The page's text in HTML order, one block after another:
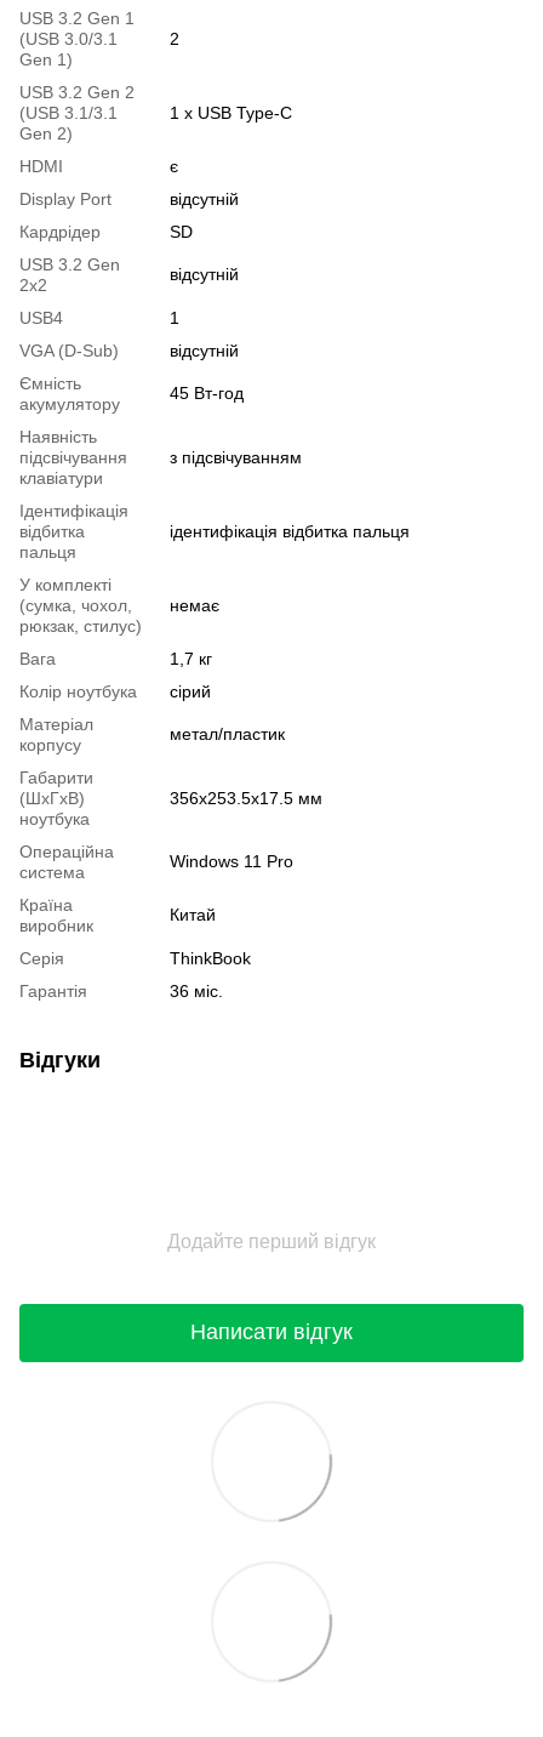
USB 3.2 Gen 1
(USB 3.0/3.1
Gen 1)
2
USB 3.2 Gen 2
(USB 3.1/3.1
Gen 2)
1 х USB Type-C
HDMI
є
Display Port
відсутній
Кардрідер
SD
USB 3.2 Gen
2x2
відсутній
USB4
1
VGA (D-Sub)
відсутній
Ємність
акумулятору
45 Вт-год
Наявність
підсвічування
клавіатури
з підсвічуванням
Ідентифікація
відбитка
пальця
ідентифікація відбитка пальця
У комплекті
(сумка, чохол,
рюкзак, стилус)
немає
Вага
1,7 кг
Колір ноутбука
сірий
Матеріал
корпусу
метал/пластик
Габарити
(ШхГхВ)
ноутбука
356х253.5х17.5 мм
Операційна
система
Windows 11 Pro
Країна
виробник
Китай
Серія
ThinkBook
Гарантія
36 міс.
Відгуки
Додайте перший відгук
Написати відгук